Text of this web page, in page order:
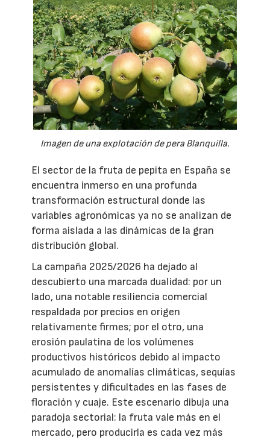
Imagen de una explotación de pera Blanquilla.
El sector de la fruta de pepita en España se
encuentra inmerso en una profunda
transformación estructural donde las
variables agronómicas ya no se analizan de
forma aislada a las dinámicas de la gran
distribución global.
La campaña 2025/2026 ha dejado al
descubierto una marcada dualidad: por un
lado, una notable resiliencia comercial
respaldada por precios en origen
relativamente firmes; por el otro, una
erosión paulatina de los volúmenes
productivos históricos debido al impacto
acumulado de anomalías climáticas, sequías
persistentes y dificultades en las fases de
floración y cuaje. Este escenario dibuja una
paradoja sectorial: la fruta vale más en el
mercado, pero producirla es cada vez más